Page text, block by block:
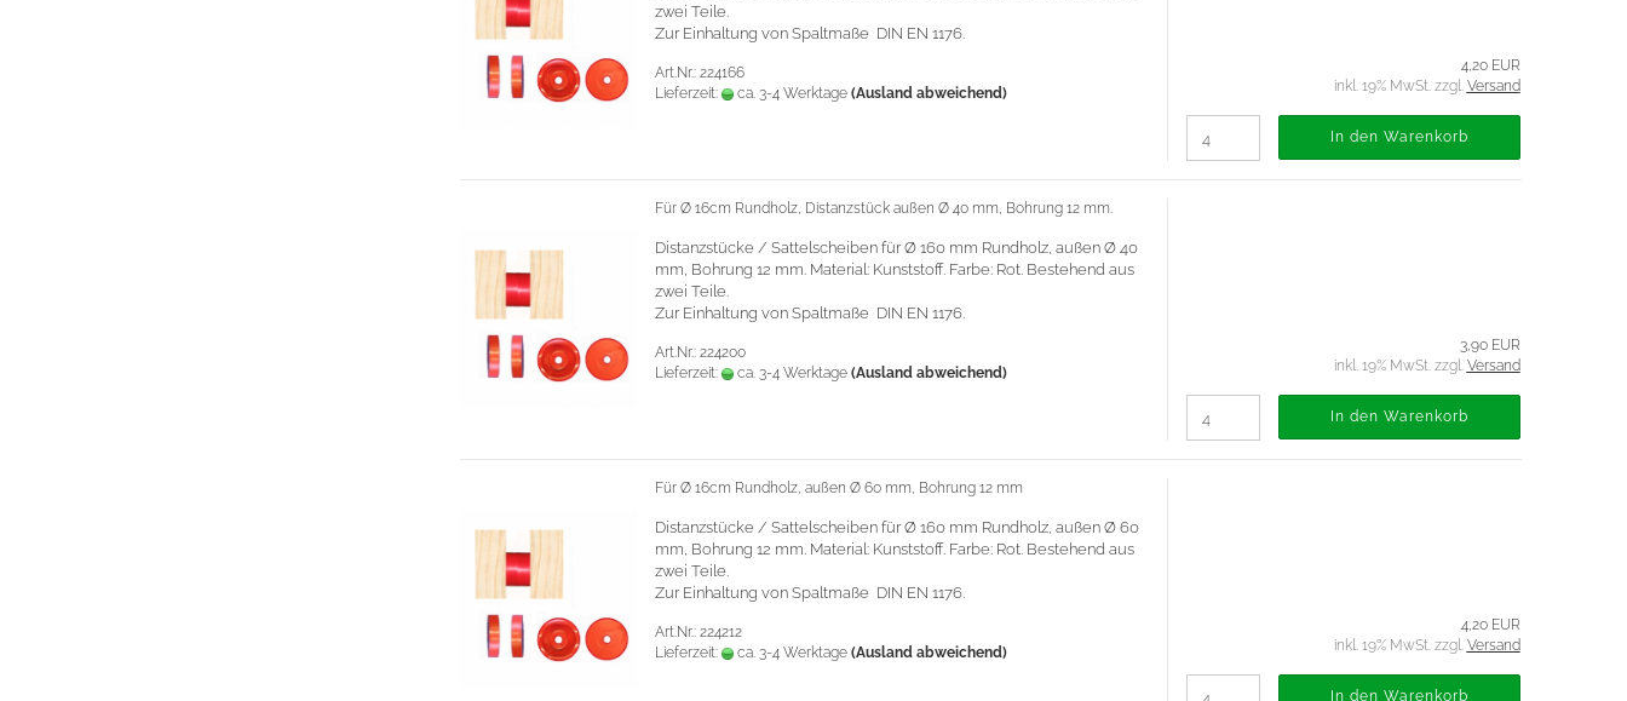
zwei Teile.
Zur Einhaltung von Spaltmaße DIN EN 1176.
Art.Nr.: 224166
Lieferzeit:
ca. 3-4 Werktage (Ausland abweichend)
4,20 EUR
inkl. 19% MwSt. zzgl. Versand
In den Warenkorb
Für Ø 16cm Rundholz, Distanzstück außen Ø 40 mm, Bohrung 12 mm.
Distanzstücke / Sattelscheiben für Ø 160 mm Rundholz, außen Ø 40
mm, Bohrung 12 mm. Material: Kunststoff. Farbe: Rot. Bestehend aus
zwei Teile.
Zur Einhaltung von Spaltmaße DIN EN 1176.
Art.Nr.: 224200
Lieferzeit:
ca. 3-4 Werktage (Ausland abweichend)
3,90 EUR
inkl. 19% MwSt. zzgl. Versand
In den Warenkorb
Für Ø 16cm Rundholz, außen Ø 60 mm, Bohrung 12 mm
Distanzstücke / Sattelscheiben für Ø 160 mm Rundholz, außen Ø 60
mm, Bohrung 12 mm. Material: Kunststoff. Farbe: Rot. Bestehend aus
zwei Teile.
Zur Einhaltung von Spaltmaße DIN EN 1176.
Art.Nr.: 224212
Lieferzeit:
ca. 3-4 Werktage (Ausland abweichend)
4,20 EUR
inkl. 19% MwSt. zzgl. Versand
In den Warenkorb